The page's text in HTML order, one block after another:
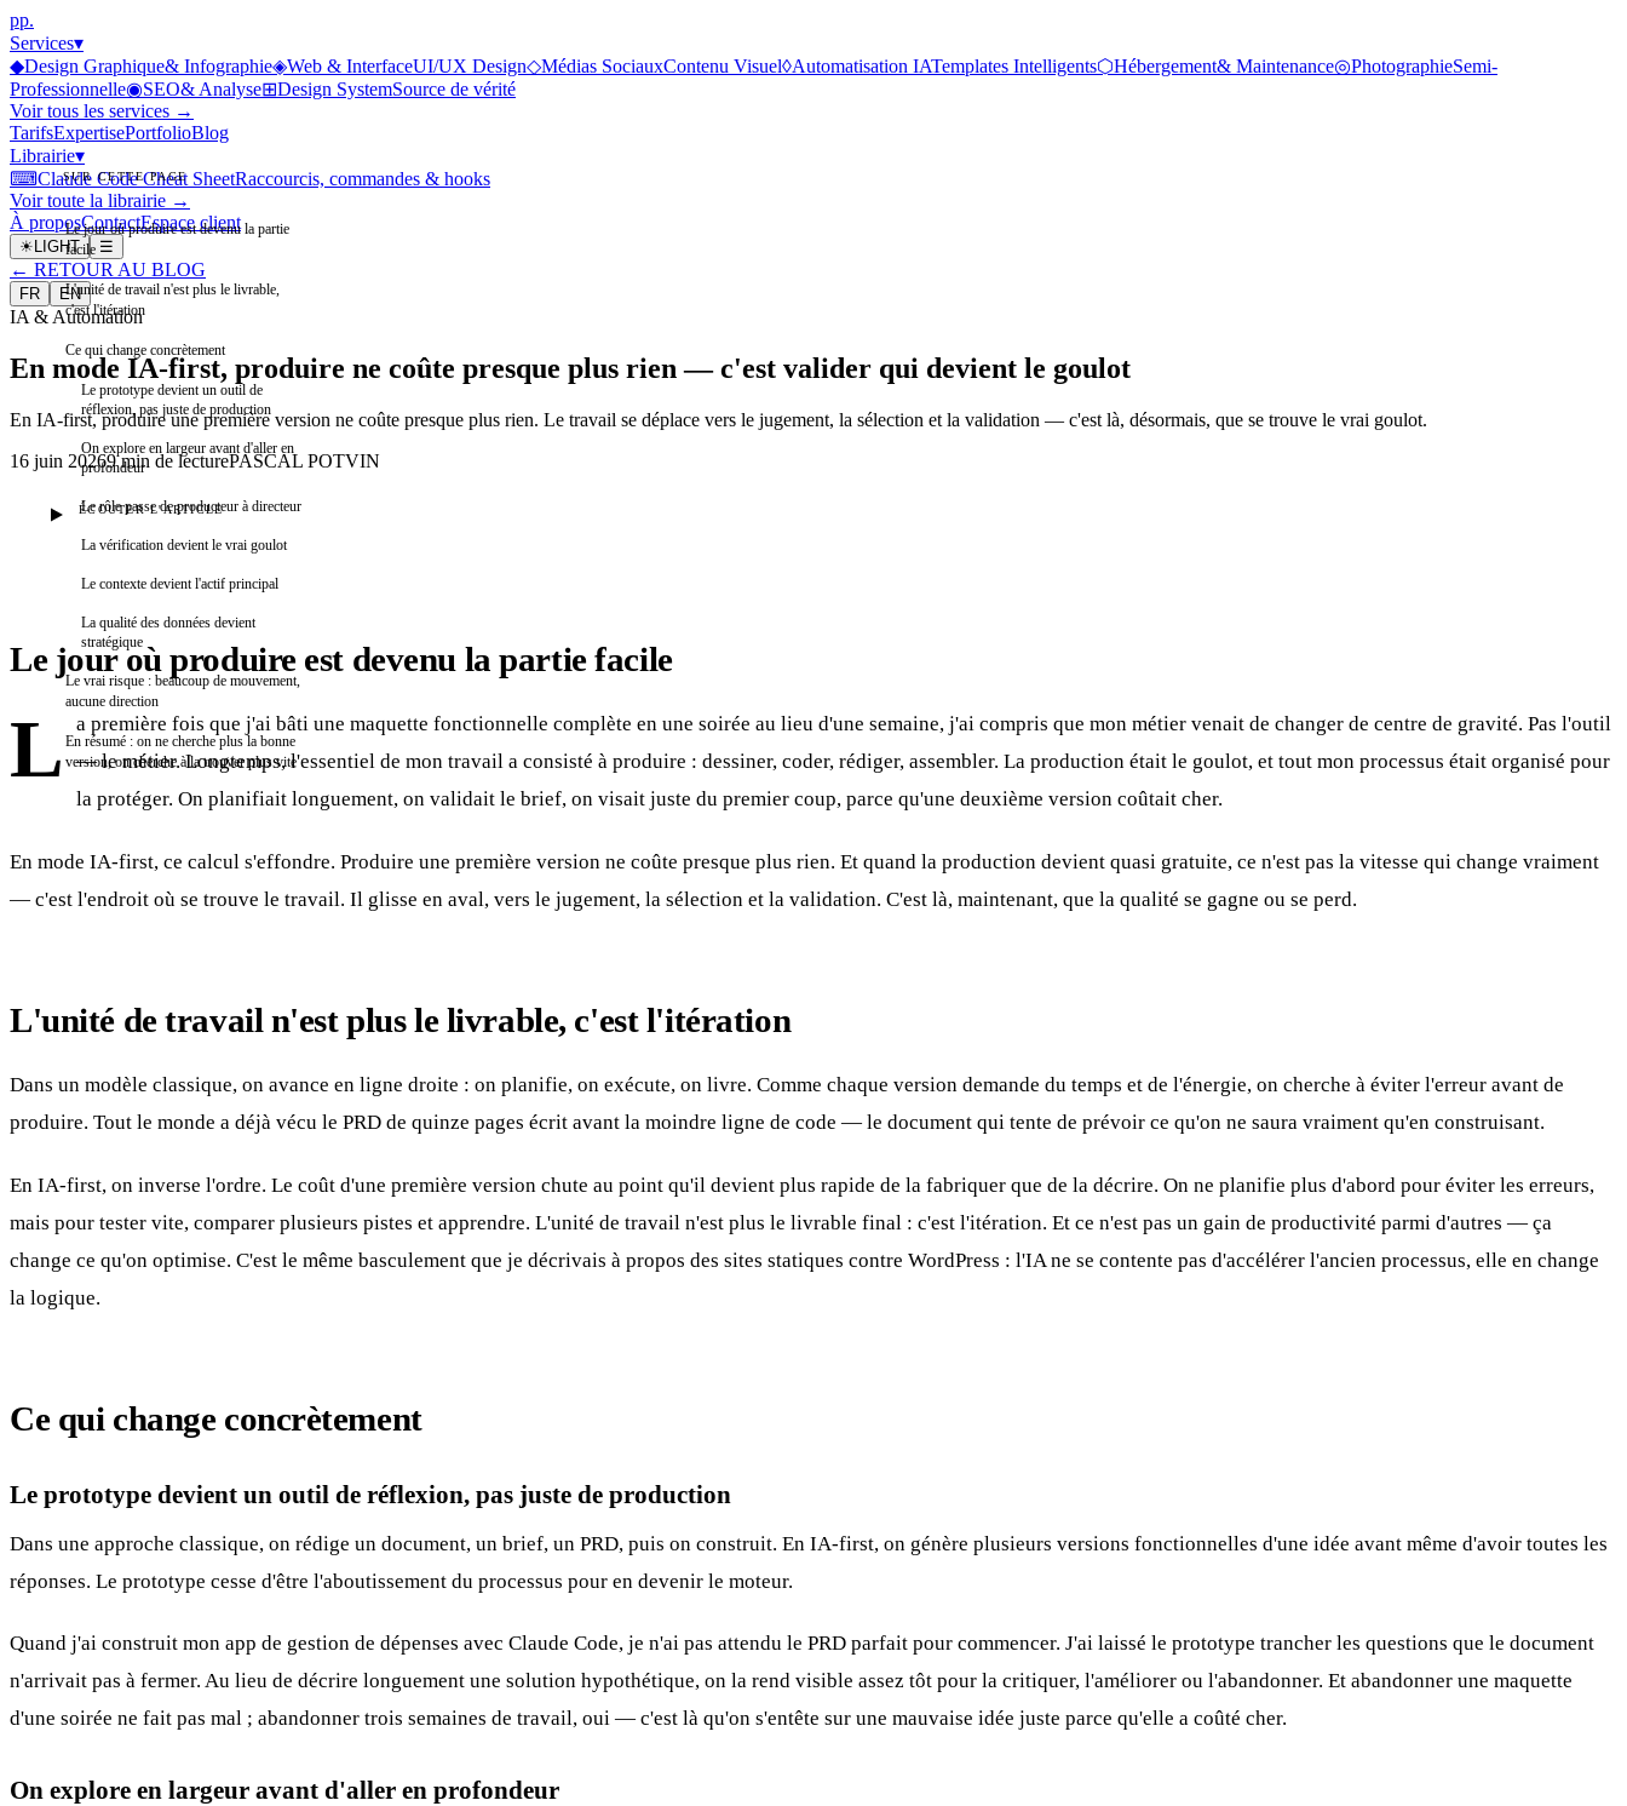
pp.
Services▾
◆Design Graphique& Infographie◈Web & InterfaceUI/UX Design◇Médias SociauxContenu Visuel◊Automatisation IATemplates Intelligents⬡Hébergement& Maintenance◎PhotographieSemi-
Professionnelle◉SEO& Analyse⊞Design SystemSource de vérité
Voir tous les services →
TarifsExpertisePortfolioBlog
Librairie▾
⌨Claude Code Cheat SheetRaccourcis, commandes & hooks
Voir toute la librairie →
À proposContactEspace client
☀ LIGHT ☰
SUR CETTE PAGE
Le jour où produire est devenu la partie
facile
L'unité de travail n'est plus le livrable,
c'est l'itération
Ce qui change concrètement
Le prototype devient un outil de
réflexion, pas juste de production
On explore en largeur avant d'aller en
profondeur
Le rôle passe de producteur à directeur
La vérification devient le vrai goulot
Le contexte devient l'actif principal
La qualité des données devient
stratégique
Le vrai risque : beaucoup de mouvement,
aucune direction
En résumé : on ne cherche plus la bonne
version, on cherche à la trouver plus vite
← RETOUR AU BLOG
FR EN
IA & Automation
En mode IA-first, produire ne coûte presque plus rien — c'est valider qui devient le goulot
En IA-first, produire une première version ne coûte presque plus rien. Le travail se déplace vers le jugement, la sélection et la validation — c'est là, désormais, que se trouve le vrai goulot.
16 juin 20269 min de lecturePASCAL POTVIN
ÉCOUTER L'ARTICLE
Le jour où produire est devenu la partie facile
L
a première fois que j'ai bâti une maquette fonctionnelle complète en une soirée au lieu d'une semaine, j'ai compris que mon métier venait de changer de centre de gravité. Pas l'outil
— le métier. Longtemps, l'essentiel de mon travail a consisté à produire : dessiner, coder, rédiger, assembler. La production était le goulot, et tout mon processus était organisé pour
la protéger. On planifiait longuement, on validait le brief, on visait juste du premier coup, parce qu'une deuxième version coûtait cher.
En mode IA-first, ce calcul s'effondre. Produire une première version ne coûte presque plus rien. Et quand la production devient quasi gratuite, ce n'est pas la vitesse qui change vraiment
— c'est l'endroit où se trouve le travail. Il glisse en aval, vers le jugement, la sélection et la validation. C'est là, maintenant, que la qualité se gagne ou se perd.
L'unité de travail n'est plus le livrable, c'est l'itération
Dans un modèle classique, on avance en ligne droite : on planifie, on exécute, on livre. Comme chaque version demande du temps et de l'énergie, on cherche à éviter l'erreur avant de
produire. Tout le monde a déjà vécu le PRD de quinze pages écrit avant la moindre ligne de code — le document qui tente de prévoir ce qu'on ne saura vraiment qu'en construisant.
En IA-first, on inverse l'ordre. Le coût d'une première version chute au point qu'il devient plus rapide de la fabriquer que de la décrire. On ne planifie plus d'abord pour éviter les erreurs,
mais pour tester vite, comparer plusieurs pistes et apprendre. L'unité de travail n'est plus le livrable final : c'est l'itération. Et ce n'est pas un gain de productivité parmi d'autres — ça
change ce qu'on optimise. C'est le même basculement que je décrivais à propos des sites statiques contre WordPress : l'IA ne se contente pas d'accélérer l'ancien processus, elle en change
la logique.
Ce qui change concrètement
Le prototype devient un outil de réflexion, pas juste de production
Dans une approche classique, on rédige un document, un brief, un PRD, puis on construit. En IA-first, on génère plusieurs versions fonctionnelles d'une idée avant même d'avoir toutes les
réponses. Le prototype cesse d'être l'aboutissement du processus pour en devenir le moteur.
Quand j'ai construit mon app de gestion de dépenses avec Claude Code, je n'ai pas attendu le PRD parfait pour commencer. J'ai laissé le prototype trancher les questions que le document
n'arrivait pas à fermer. Au lieu de décrire longuement une solution hypothétique, on la rend visible assez tôt pour la critiquer, l'améliorer ou l'abandonner. Et abandonner une maquette
d'une soirée ne fait pas mal ; abandonner trois semaines de travail, oui — c'est là qu'on s'entête sur une mauvaise idée juste parce qu'elle a coûté cher.
On explore en largeur avant d'aller en profondeur